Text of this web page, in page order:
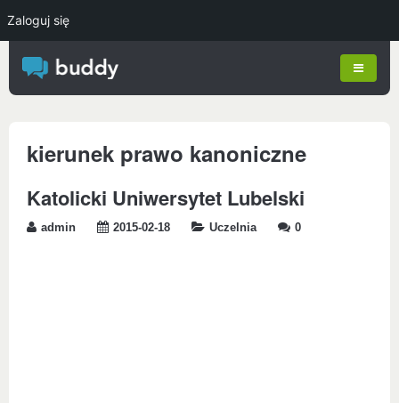
kierunek prawo kanoniczne
Katolicki Uniwersytet Lubelski
admin 2015-02-18 Uczelnia 0
Zaloguj się